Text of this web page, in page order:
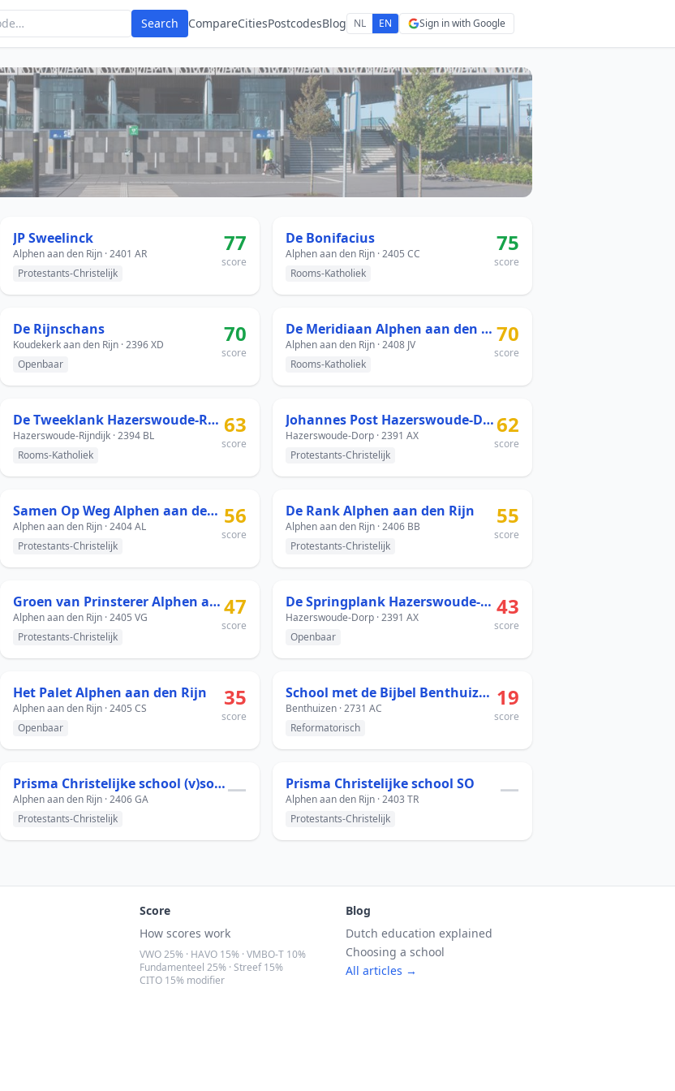
Search CompareCitiesPostcodesBlog NL EN Sign in with Google
JP Sweelinck
Alphen aan den Rijn · 2401 AR
Protestants-Christelijk
77
score
De Bonifacius
Alphen aan den Rijn · 2405 CC
Rooms-Katholiek
75
score
De Rijnschans
Koudekerk aan den Rijn · 2396 XD
Openbaar
70
score
De Meridiaan Alphen aan den Rijn
Alphen aan den Rijn · 2408 JV
Rooms-Katholiek
70
score
De Tweeklank Hazerswoude-Rijndijk
Hazerswoude-Rijndijk · 2394 BL
Rooms-Katholiek
63
score
Johannes Post Hazerswoude-Dorp
Hazerswoude-Dorp · 2391 AX
Protestants-Christelijk
62
score
Samen Op Weg Alphen aan den Rijn
Alphen aan den Rijn · 2404 AL
Protestants-Christelijk
56
score
De Rank Alphen aan den Rijn
Alphen aan den Rijn · 2406 BB
Protestants-Christelijk
55
score
Groen van Prinsterer Alphen aan den Rijn
Alphen aan den Rijn · 2405 VG
Protestants-Christelijk
47
score
De Springplank Hazerswoude-Dorp
Hazerswoude-Dorp · 2391 AX
Openbaar
43
score
Het Palet Alphen aan den Rijn
Alphen aan den Rijn · 2405 CS
Openbaar
35
score
School met de Bijbel Benthuizen
Benthuizen · 2731 AC
Reformatorisch
19
score
Prisma Christelijke school (v)so-zmlk
Alphen aan den Rijn · 2406 GA
Protestants-Christelijk
— Prisma Christelijke school SO
Alphen aan den Rijn · 2403 TR
Protestants-Christelijk
—
Score
How scores work
VWO 25% · HAVO 15% · VMBO-T 10%
Fundamenteel 25% · Streef 15%
CITO 15% modifier
Blog
Dutch education explained
Choosing a school
All articles →